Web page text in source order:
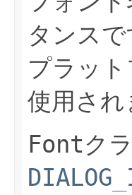
タンスで
プラッ
使用され
Fontク